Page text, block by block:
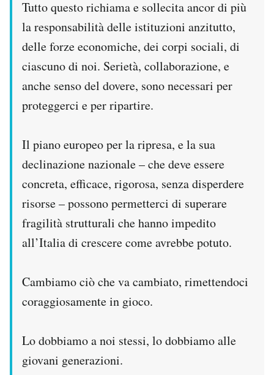
Tutto questo richiama e sollecita ancor di più
la responsabilità delle istituzioni anzitutto,
delle forze economiche, dei corpi sociali, di
ciascuno di noi. Serietà, collaborazione, e
anche senso del dovere, sono necessari per
proteggerci e per ripartire.
Il piano europeo per la ripresa, e la sua
declinazione nazionale – che deve essere
concreta, efficace, rigorosa, senza disperdere
risorse – possono permetterci di superare
fragilità strutturali che hanno impedito
all’Italia di crescere come avrebbe potuto.
Cambiamo ciò che va cambiato, rimettendoci
coraggiosamente in gioco.
Lo dobbiamo a noi stessi, lo dobbiamo alle
giovani generazioni.